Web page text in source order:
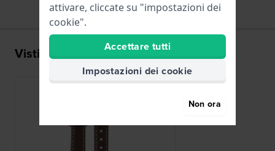
Visti di recente
attivare, cliccate su "impostazioni dei
cookie".
Accettare tutti
Impostazioni dei cookie
Non ora